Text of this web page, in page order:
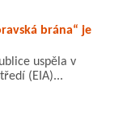
brána“ je
uspěla v
(EIA)...